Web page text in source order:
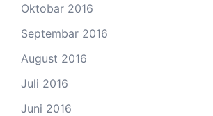
Oktobar 2016
Septembar 2016
August 2016
Juli 2016
Juni 2016